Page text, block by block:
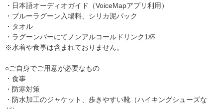
・日本語オーディオガイド（VoiceMapアプリ利用）
・ブルーラグーン入場料、シリカ泥パック
・タオル
・ラグーンバーにてノンアルコールドリンク1杯
※水着や食事は含まれておりません。
○ご自身でご用意が必要なもの
・食事
・防寒対策
・防水加工のジャケット、歩きやすい靴（ハイキングシューズな